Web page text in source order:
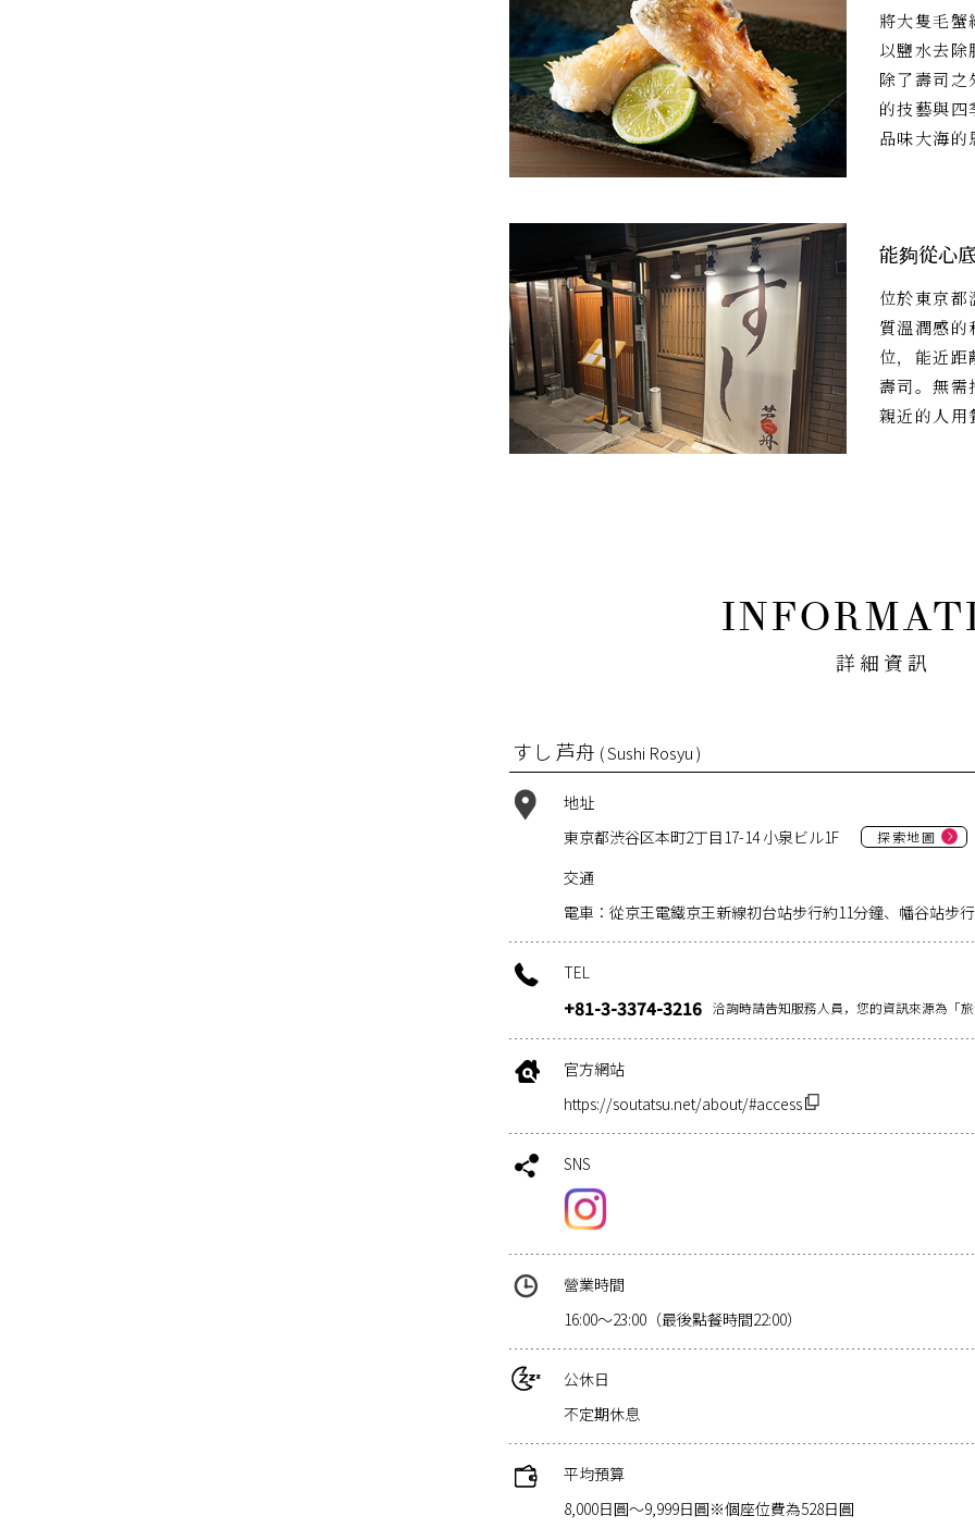
將大隻毛蟹
以鹽水去除
除了壽司之
的技藝與四
品味大海的
能夠從心
位於東京都
質溫潤感的
位，能近距
壽司。無需
親近的人用
詳細資訊
すし 芦舟 ( Sushi Rosyu )
地址
東京都渋谷区本町2丁目17-14 小泉ビル1F
探索地圖
交通
電車：從京王電鐵京王新線初台站步行約11分鐘、幡谷站步
TEL
+81-3-3374-3216 洽詢時請告知服務人員，您的資訊來源為「旅
官方網站
https://soutatsu.net/about/#access
SNS
營業時間
16:00～23:00（最後點餐時間22:00）
公休日
不定期休息
平均預算
8,000日圓～9,999日圓※個座位費為528日圓